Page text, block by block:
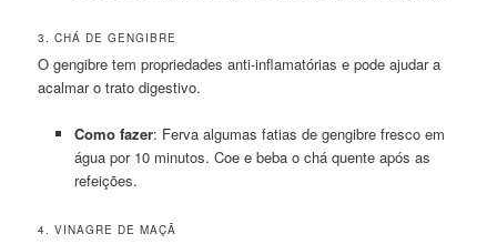
3. CHÁ DE GENGIBRE
O gengibre tem propriedades anti-inflamatórias e pode ajudar a
acalmar o trato digestivo.
Como fazer: Ferva algumas fatias de gengibre fresco em
água por 10 minutos. Coe e beba o chá quente após as
refeições.
4. VINAGRE DE MAÇÃ